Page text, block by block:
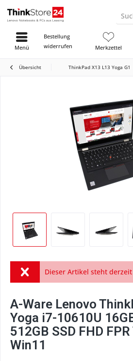
Bestellung
widerrufen
Merkzettel
Menü
Übersicht ThinkPad X13 L13 Yoga G1
Dieser Artikel steht
A-Ware Lenovo
Yoga i7-10610U
512GB SSD FHD
Win11